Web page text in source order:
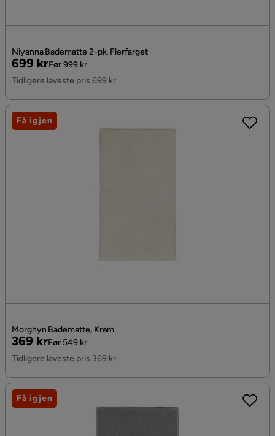
Niyanna Badematte 2-pk, Flerfarget
Pris
699 kr
Original
Pris
Før 999 kr
Tidligere laveste pris 699 kr
Morghyn Badematte, Krem
Pris
369 kr
Original
Pris
Før 549 kr
Tidligere laveste pris 369 kr
Få igjen
Få igjen